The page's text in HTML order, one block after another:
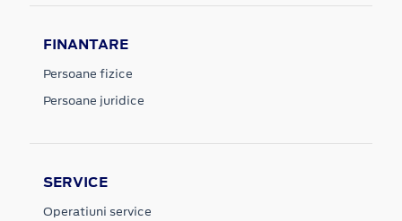
FINANTARE
Persoane fizice
Persoane juridice
SERVICE
Operatiuni service